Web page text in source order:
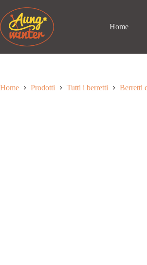
contenuto
Home
Home Prodotti Tutti i berretti Berretti